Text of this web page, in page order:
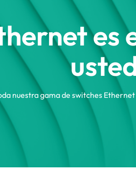
es
nuestra gama de switches